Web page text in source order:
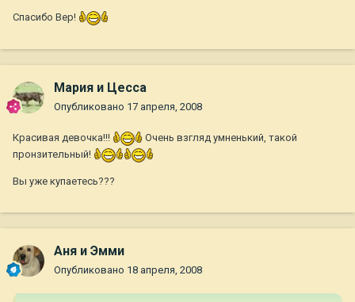
Спасибо Вер!
Мария и Цесса
Опубликовано 17 апреля, 2008
Красивая девочка!!!
Очень взгляд умненький, такой
пронзительный!
Вы уже купаетесь???
Аня и Эмми
Опубликовано 18 апреля, 2008